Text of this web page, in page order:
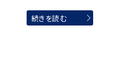
続きを読む